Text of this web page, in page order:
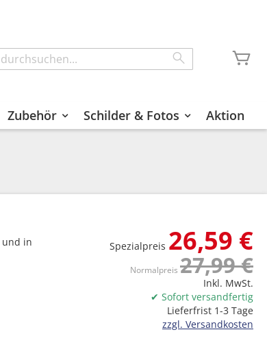
Zubehör Schilder & Fotos Aktion
Spezialpreis 26,59 €
Normalpreis 27,99 €
Inkl. MwSt.
✔ Sofort versandfertig
Lieferfrist 1-3 Tage
zzgl. Versandkosten
und in